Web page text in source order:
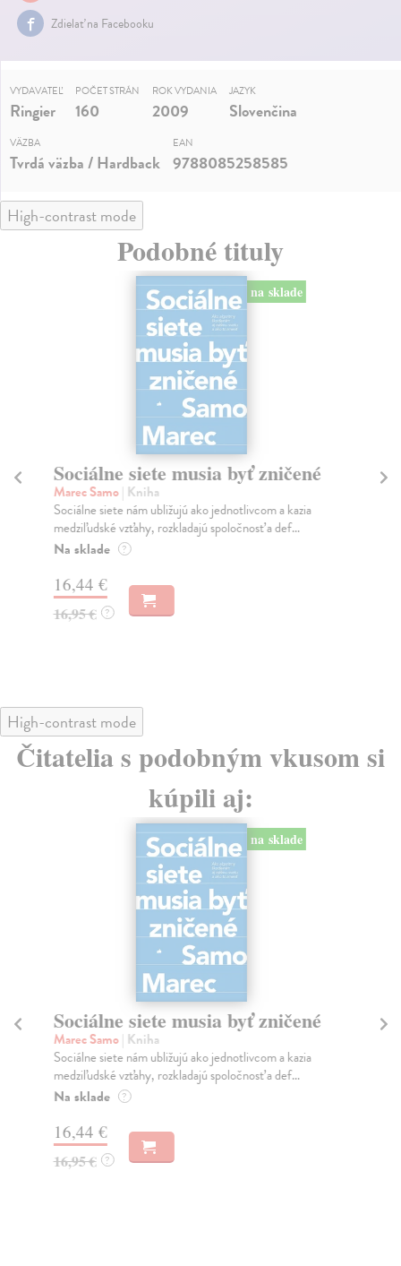
Zdielať na Facebooku
VYDAVATEĽ
Ringier
POČET STRÁN
160
ROK VYDANIA
2009
JAZYK
Slovenčina
VÄZBA
Tvrdá väzba / Hardback
EAN
9788085258585
High-contrast mode
Podobné tituly
na sklade
Sociálne siete musia byť zničené
Marec Samo| Kniha
Sociálne siete nám ubližujú ako jednotlivcom a kazia
medziľudské vzťahy, rozkladajú spoločnosť a def...
Na sklade ?
16,44 €
16,95 € ?
High-contrast mode
Čitatelia s podobným vkusom si
kúpili aj:
na sklade
Sociálne siete musia byť zničené
Marec Samo| Kniha
Sociálne siete nám ubližujú ako jednotlivcom a kazia
medziľudské vzťahy, rozkladajú spoločnosť a def...
Na sklade ?
16,44 €
16,95 € ?